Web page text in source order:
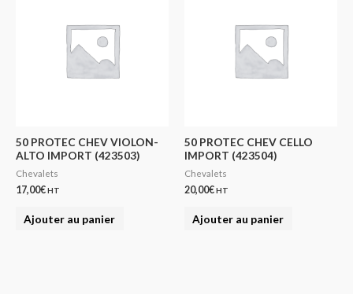
50 PROTEC CHEV VIOLON-
ALTO IMPORT (423503)
Chevalets
17,00€HT
Ajouter au panier
50 PROTEC CHEV CELLO
IMPORT (423504)
Chevalets
20,00€HT
Ajouter au panier